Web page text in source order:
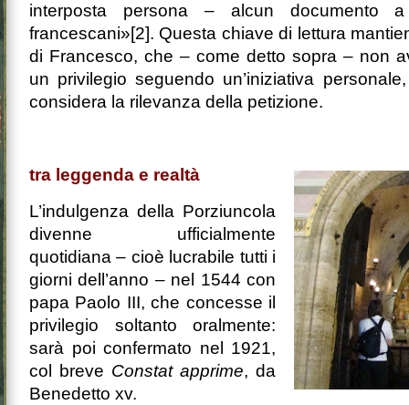
interposta persona – alcun documento
francescani»[2]. Questa chiave di lettura
di Francesco, che – come detto sopra – non
un privilegio seguendo un’iniziativa
considera la rilevanza della petizione.
tra leggenda e realtà
L’indulgenza della Porziuncola
divenne ufficialmente
quotidiana – cioè lucrabile tutti i
giorni dell’anno – nel 1544 con
papa Paolo III, che concesse il
privilegio soltanto oralmente:
sarà poi confermato nel 1921,
col breve Constat apprime, da
Benedetto xv.